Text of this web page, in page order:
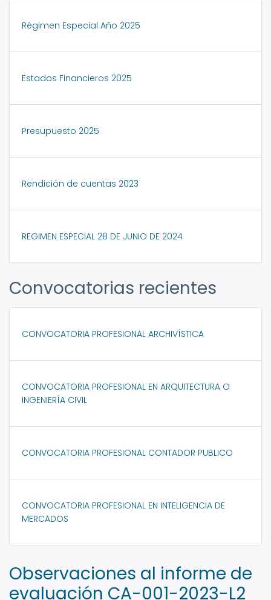
Régimen Especial Año 2025
Estados Financieros 2025
Presupuesto 2025
Rendición de cuentas 2023
REGIMEN ESPECIAL 28 DE JUNIO DE 2024
Convocatorias recientes
CONVOCATORIA PROFESIONAL ARCHIVÍSTICA
CONVOCATORIA PROFESIONAL EN ARQUITECTURA O
INGENIERÍA CIVIL
CONVOCATORIA PROFESIONAL CONTADOR PUBLICO
CONVOCATORIA PROFESIONAL EN INTELIGENCIA DE
MERCADOS
Observaciones al informe de
evaluación CA-001-2023-L2